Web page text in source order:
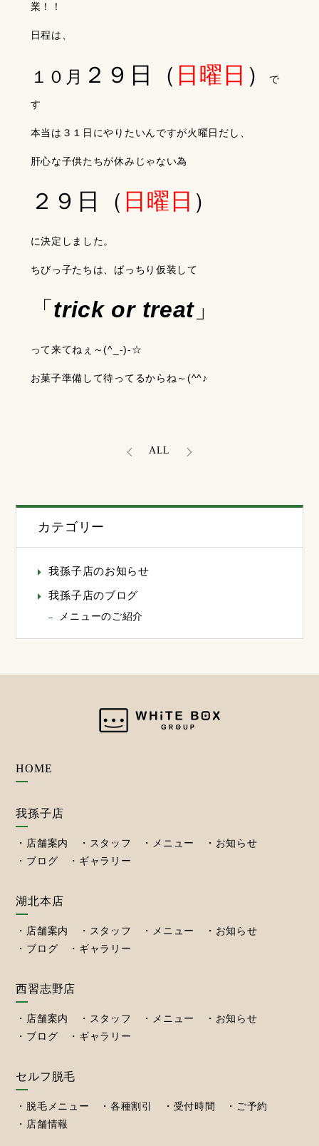
業！！
日程は、
１０月 ２９日（ 日曜日 ） で
す
本当は３１日にやりたいんですが火曜日だし、
肝心な子供たちが休みじゃない為
２９日（ 日曜日 ）
に決定しました。
ちびっ子たちは、ばっちり仮装して
「 trick or treat 」
って来てねぇ～(^_-)-☆
お菓子準備して待ってるからね～(^^♪
ALL
カテゴリー
我孫子店のお知らせ
我孫子店のブログ
メニューのご紹介
HOME
我孫子店
店舗案内 スタッフ メニュー
お知らせ
ブログ
ギャラリー
湖北本店
店舗案内 スタッフ メニュー
お知らせ
ブログ
ギャラリー
西習志野店
店舗案内 スタッフ メニュー
お知らせ
ブログ
ギャラリー
セルフ脱毛
脱毛メニュー 各種割引 受付時間
ご予約
店舗情報